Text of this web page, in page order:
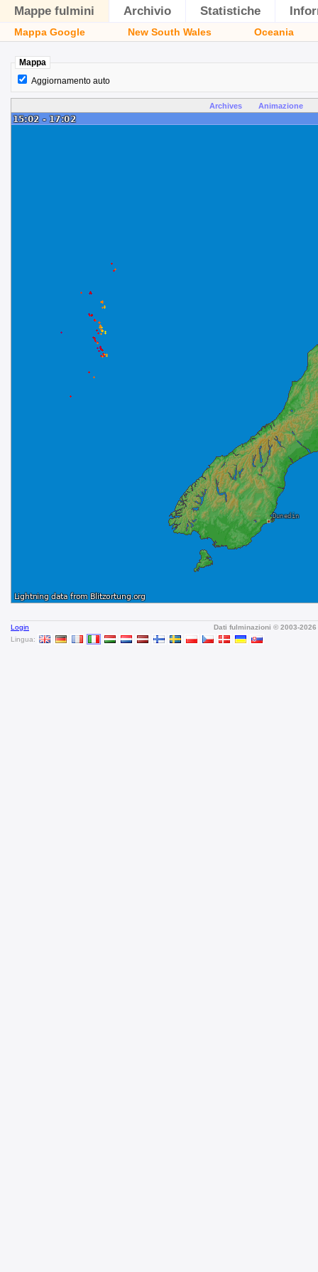
Mappe fulmini Archivio Statistiche
Mappa Google New South Wales Oceania
Mappa
Aggiornamento auto
Archives Animazione
Login
Lingua:
Dati fulminazioni © 2003-2026